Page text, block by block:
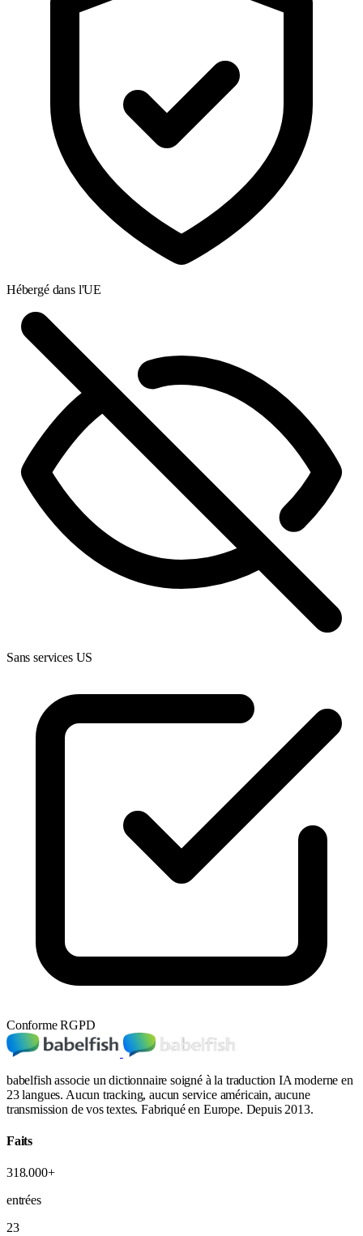
Hébergé dans l'UE
Sans services US
Conforme RGPD
babelfish associe un dictionnaire soigné à la traduction IA moderne en
23 langues. Aucun tracking, aucun service américain, aucune
transmission de vos textes. Fabriqué en Europe. Depuis 2013.
Faits
318.000+
entrées
23